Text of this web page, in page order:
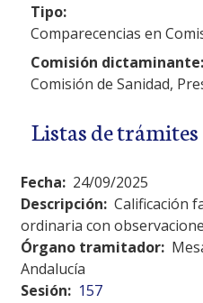
Tipo:
Comparecencias en
Comisión dictaminante:
Comisión de Sanidad,
Listas de trámites
Fecha: 24/09/2025
Descripción: Calificación
ordinaria con
Órgano tramitador:
Andalucía
Sesión: 157